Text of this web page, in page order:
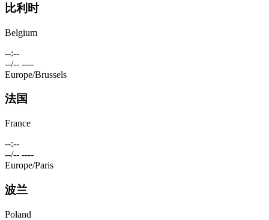
比利时
Belgium
--:--
--/-- ----
Europe/Brussels
法国
France
--:--
--/-- ----
Europe/Paris
波兰
Poland